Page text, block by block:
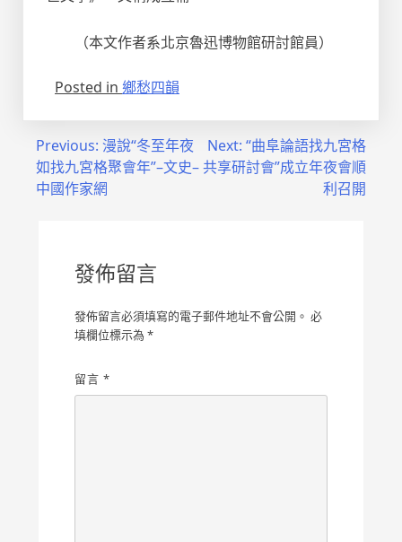
（本文作者系北京魯迅博物館研討館員）
Posted in 鄉愁四韻
Previous: 漫說“冬至年夜
如找九宮格聚會年”–文史–
中國作家網
Next: “曲阜論語找九宮格
共享研討會”成立年夜會順
利召開
發佈留言
發佈留言必須填寫的電子郵件地址不會公開。 必
填欄位標示為 *
留言 *